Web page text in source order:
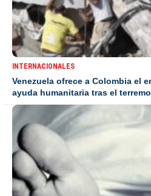
INTERNACIONALES
Venezuela ofrece a Colombia el
ayuda humanitaria tras el